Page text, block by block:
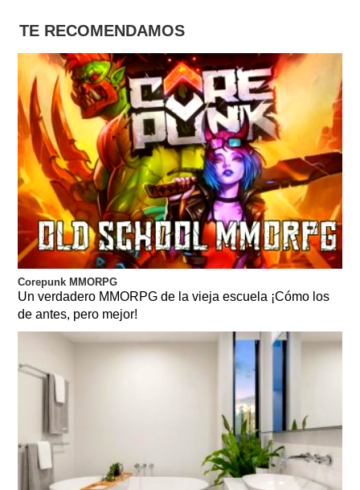
TE RECOMENDAMOS
Corepunk MMORPG
Un verdadero MMORPG de la vieja escuela ¡Cómo los
de antes, pero mejor!